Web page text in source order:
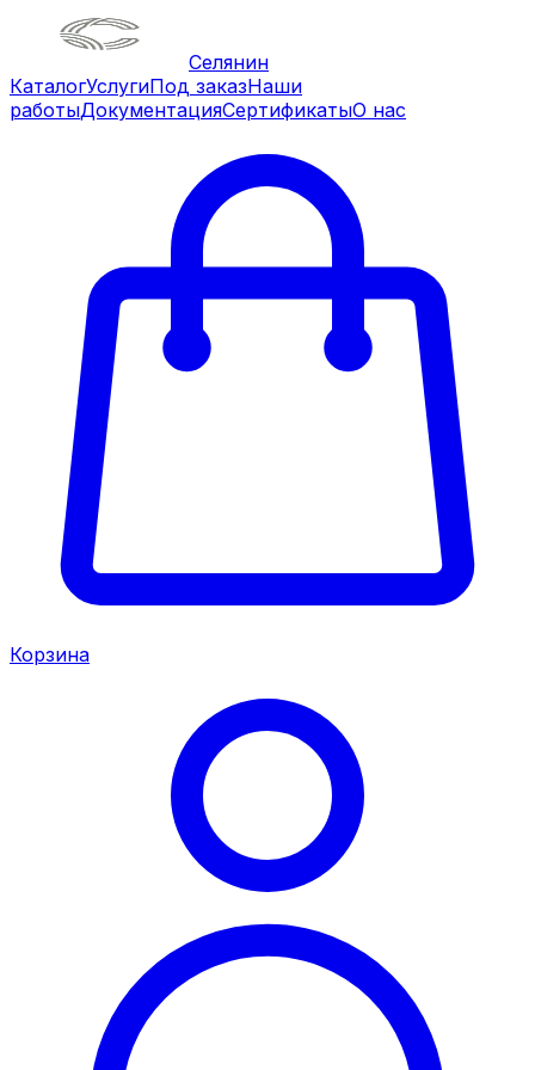
Селянин
КаталогУслугиПод заказНаши
работыДокументацияСертификатыО нас
Корзина